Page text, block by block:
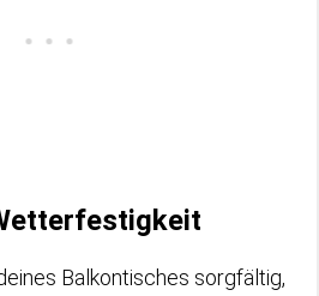
Balkontisches sorgfältig,